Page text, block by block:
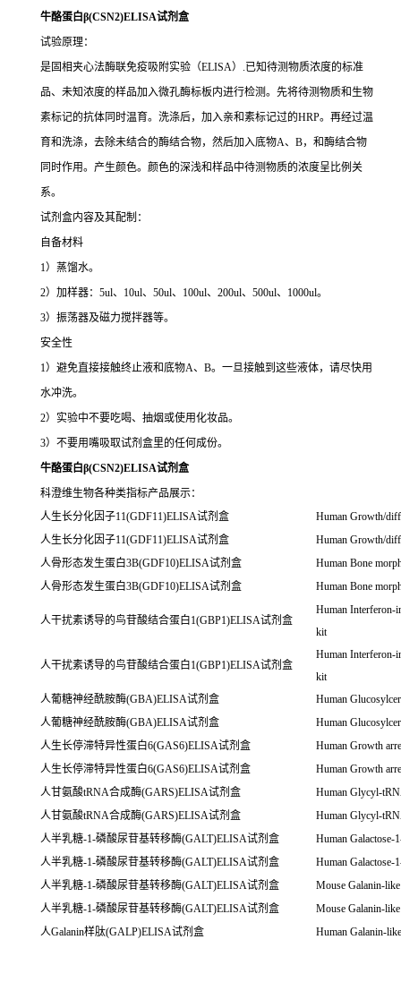
牛酪蛋白β(CSN2)ELISA试剂盒
试验原理：
是固相夹心法酶联免疫吸附实验（ELISA）.已知待测物质浓度的标准
品、未知浓度的样品加入微孔酶标板内进行检测。先将待测物质和生物
素标记的抗体同时温育。洗涤后，加入亲和素标记过的HRP。再经过温
育和洗涤，去除未结合的酶结合物，然后加入底物A、B，和酶结合物
同时作用。产生颜色。颜色的深浅和样品中待测物质的浓度呈比例关
系。
试剂盒内容及其配制：
自备材料
1）蒸馏水。
2）加样器：5ul、10ul、50ul、100ul、200ul、500ul、1000ul。
3）振荡器及磁力搅拌器等。
安全性
1）避免直接接触终止液和底物A、B。一旦接触到这些液体，请尽快用
水冲洗。
2）实验中不要吃喝、抽烟或使用化妆品。
3）不要用嘴吸取试剂盒里的任何成份。
牛酪蛋白β(CSN2)ELISA试剂盒
科澄维生物各种类指标产品展示：
人生长分化因子11(GDF11)ELISA试剂盒
Human Growth/
人生长分化因子11(GDF11)ELISA试剂盒
Human Growth/
人骨形态发生蛋白3B(GDF10)ELISA试剂盒
Human Bone
人骨形态发生蛋白3B(GDF10)ELISA试剂盒
Human Bone
人干扰素诱导的鸟苷酸结合蛋白1(GBP1)ELISA试剂盒
Human Interferon-
kit
人干扰素诱导的鸟苷酸结合蛋白1(GBP1)ELISA试剂盒
Human Interferon-
kit
人葡糖神经酰胺酶(GBA)ELISA试剂盒
Human
人葡糖神经酰胺酶(GBA)ELISA试剂盒
Human
人生长停滞特异性蛋白6(GAS6)ELISA试剂盒
Human Growth
人生长停滞特异性蛋白6(GAS6)ELISA试剂盒
Human Growth
人甘氨酸tRNA合成酶(GARS)ELISA试剂盒
Human Glycyl-
人甘氨酸tRNA合成酶(GARS)ELISA试剂盒
Human Glycyl-
人半乳糖-1-磷酸尿苷基转移酶(GALT)ELISA试剂盒
Human
人半乳糖-1-磷酸尿苷基转移酶(GALT)ELISA试剂盒
Human
人半乳糖-1-磷酸尿苷基转移酶(GALT)ELISA试剂盒
Mouse Galanin-
人半乳糖-1-磷酸尿苷基转移酶(GALT)ELISA试剂盒
Mouse Galanin-
人Galanin样肽(GALP)ELISA试剂盒
Human Galanin-